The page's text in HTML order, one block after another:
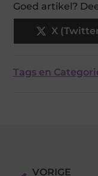
Goed artikel?
X
Tags en
VORIGE